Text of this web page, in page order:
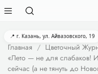
📍 г. Казань, ул. Айвазовского, 19
Главная
Цветочный
«Лето — не для слабаков!
сейчас (а не тянуть до